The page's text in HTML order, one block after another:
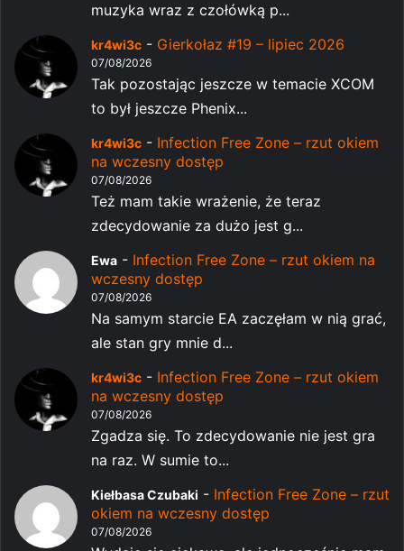
muzyka wraz z czołówką p...
kr4wi3c - Gierkołaz #19 – lipiec 2026
07/08/2026
Tak pozostając jeszcze w temacie XCOM
to był jeszcze Phenix...
kr4wi3c - Infection Free Zone – rzut okiem
na wczesny dostęp
07/08/2026
Też mam takie wrażenie, że teraz
zdecydowanie za dużo jest g...
Ewa - Infection Free Zone – rzut okiem na
wczesny dostęp
07/08/2026
Na samym starcie EA zaczęłam w nią grać,
ale stan gry mnie d...
kr4wi3c - Infection Free Zone – rzut okiem
na wczesny dostęp
07/08/2026
Zgadza się. To zdecydowanie nie jest gra
na raz. W sumie to...
Kiełbasa Czubaki - Infection Free Zone – rzut
okiem na wczesny dostęp
07/08/2026